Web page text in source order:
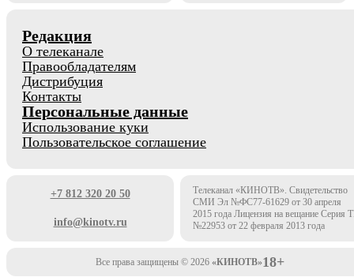
Редакция
О телеканале
Правообладателям
Дистрибуция
Контакты
Персональные данные
Использование куки
Пользовательское соглашение
+7 812 320 20 50
info@kinotv.ru
Телеканал «КИНОТВ». Свидетельство
СМИ Эл №ФС77-61629 от 30 апреля
2015 года Лицензия на вещание Серия
№22953 от 22 февраля 2013 года
Все права защищены © 2026 «КИНОТВ»18+